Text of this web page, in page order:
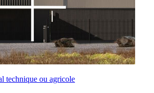
technique ou agricole